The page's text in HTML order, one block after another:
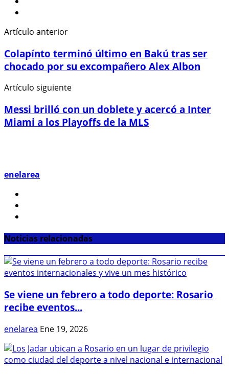
Artículo anterior
Colapínto terminó último en Bakú tras ser
chocado por su excompañero Alex Albon
Artículo siguiente
Messi brilló con un doblete y acercó a Inter
Miami a los Playoffs de la MLS
enelarea
Noticias relacionadas
Se viene un febrero a todo deporte: Rosario
recibe eventos...
enelarea Ene 19, 2026